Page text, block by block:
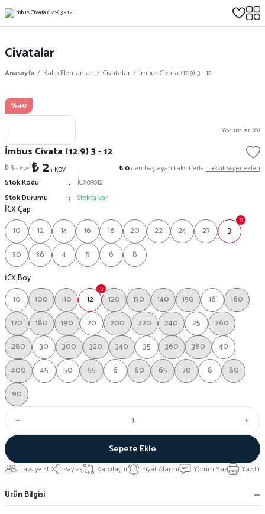
Civatalar
Anasayfa Kalıp Elemanları Civatalar İmbus Civata (12.9) 3 - 12
%40
Yorumlar (0)
İmbus Civata (12.9) 3 - 12
₺ 3+ KDV ₺ 2+ KDV ₺ 0den başlayan taksitlerle!Taksit Seçenekleri
Stok Kodu
İCX03012
Stok Durumu
Stokta var
İCX Çap
10
12 14 16 18 20 22 24 27
3
30
36 4 5 6
8
İCX Boy
10
100 110 12 120 130 140 150 16
160
170
180 190 20 200 220 240 25
260
280
30 300 320 340 35 360 380
40
400
45 50 55 6 60 65 70 8
80
90
Sepete Ekle
Tavsiye Et Paylaş Karşılaştır Fiyat Alarmı Yorum Yaz Yazdır
Ürün Bilgisi